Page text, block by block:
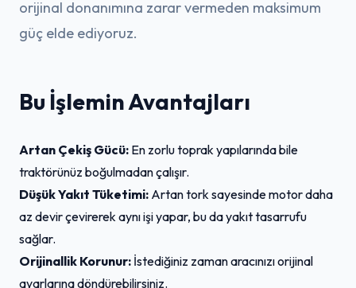
orijinal donanımına zarar vermeden maksimum
güç elde ediyoruz.
Bu İşlemin Avantajları
Artan Çekiş Gücü: En zorlu toprak yapılarında bile
traktörünüz boğulmadan çalışır.
Düşük Yakıt Tüketimi: Artan tork sayesinde motor daha
az devir çevirerek aynı işi yapar, bu da yakıt tasarrufu
sağlar.
Orijinallik Korunur: İstediğiniz zaman aracınızı orijinal
ayarlarına döndürebilirsiniz.